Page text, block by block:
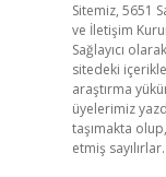
Sitemiz, 5651
ve İletişim
Sağlayıcı
sitedeki
araştırma
üyelerimiz
taşımakta
etmiş sayılırlar.